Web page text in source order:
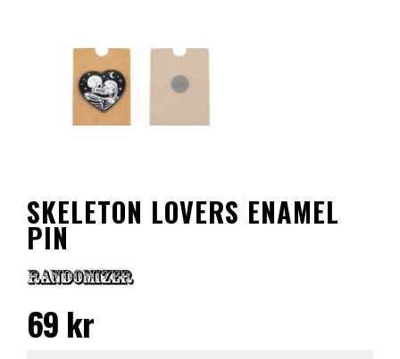
SKELETON LOVERS ENAMEL
PIN
69 kr